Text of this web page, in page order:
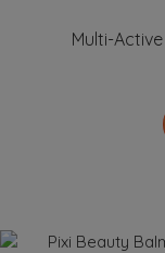
Multi-